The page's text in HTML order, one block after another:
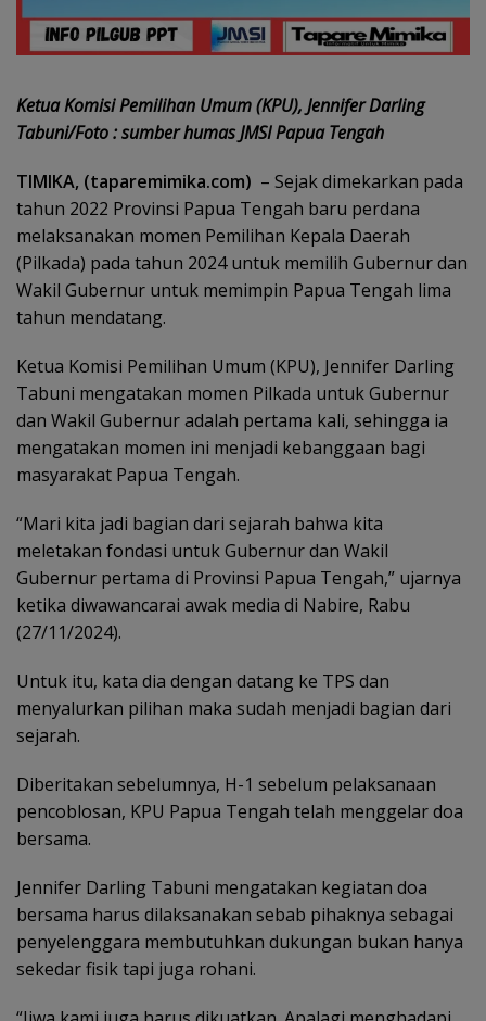
Ketua Komisi Pemilihan Umum (KPU), Jennifer Darling
Tabuni/Foto : sumber humas JMSI Papua Tengah
TIMIKA, (taparemimika.com) – Sejak dimekarkan pada
tahun 2022 Provinsi Papua Tengah baru perdana
melaksanakan momen Pemilihan Kepala Daerah
(Pilkada) pada tahun 2024 untuk memilih Gubernur dan
Wakil Gubernur untuk memimpin Papua Tengah lima
tahun mendatang.
Ketua Komisi Pemilihan Umum (KPU), Jennifer Darling
Tabuni mengatakan momen Pilkada untuk Gubernur
dan Wakil Gubernur adalah pertama kali, sehingga ia
mengatakan momen ini menjadi kebanggaan bagi
masyarakat Papua Tengah.
“Mari kita jadi bagian dari sejarah bahwa kita
meletakan fondasi untuk Gubernur dan Wakil
Gubernur pertama di Provinsi Papua Tengah,” ujarnya
ketika diwawancarai awak media di Nabire, Rabu
(27/11/2024).
Untuk itu, kata dia dengan datang ke TPS dan
menyalurkan pilihan maka sudah menjadi bagian dari
sejarah.
Diberitakan sebelumnya, H-1 sebelum pelaksanaan
pencoblosan, KPU Papua Tengah telah menggelar doa
bersama.
Jennifer Darling Tabuni mengatakan kegiatan doa
bersama harus dilaksanakan sebab pihaknya sebagai
penyelenggara membutuhkan dukungan bukan hanya
sekedar fisik tapi juga rohani.